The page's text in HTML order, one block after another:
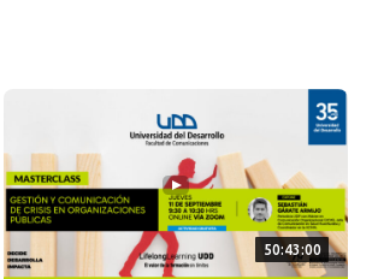
50:43:00